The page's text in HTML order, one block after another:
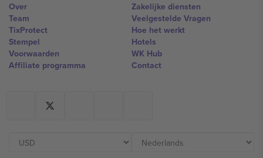
Over
Team
TixProtect
Stempel
Voorwaarden
Affiliate programma
Zakelijke diensten
Veelgestelde Vragen
Hoe het werkt
Hotels
WK Hub
Contact